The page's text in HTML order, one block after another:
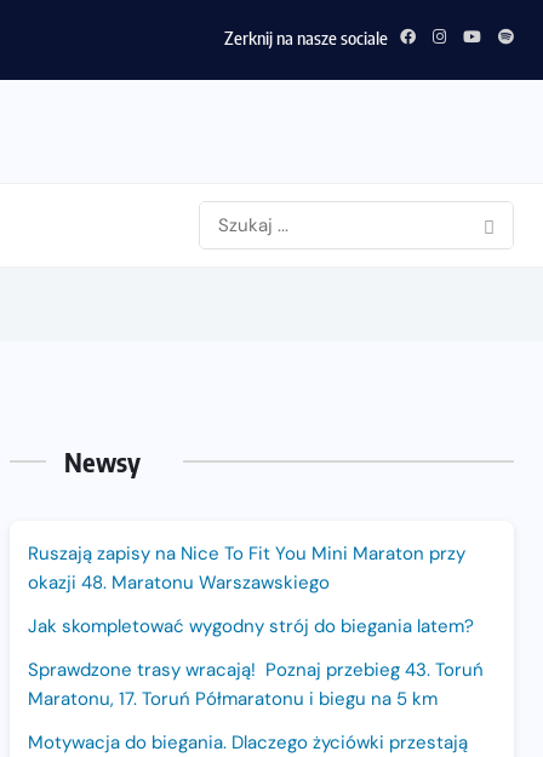
Zerknij na nasze sociale
Newsy
Ruszają zapisy na Nice To Fit You Mini Maraton przy
okazji 48. Maratonu Warszawskiego
Jak skompletować wygodny strój do biegania latem?
Sprawdzone trasy wracają! Poznaj przebieg 43. Toruń
Maratonu, 17. Toruń Półmaratonu i biegu na 5 km
Motywacja do biegania. Dlaczego życiówki przestają